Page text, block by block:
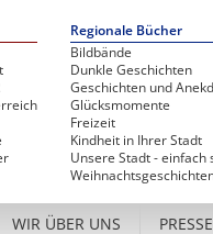
Regionale Bücher
Bildbände
Dunkle Geschichten
Geschichten und
Glücksmomente
Freizeit
Kindheit in Ihrer Stadt
Unsere Stadt - einfach
WIR ÜBER UNS PRESSE